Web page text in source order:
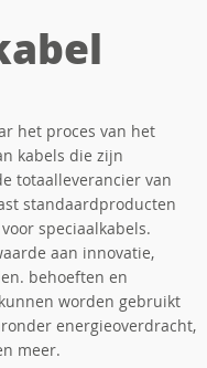
het proces van het
kabels die zijn
totaalleverancier van
standaardproducten
speciaalkabels.
aan innovatie,
behoeften en
worden gebruikt
energieoverdracht,
meer.